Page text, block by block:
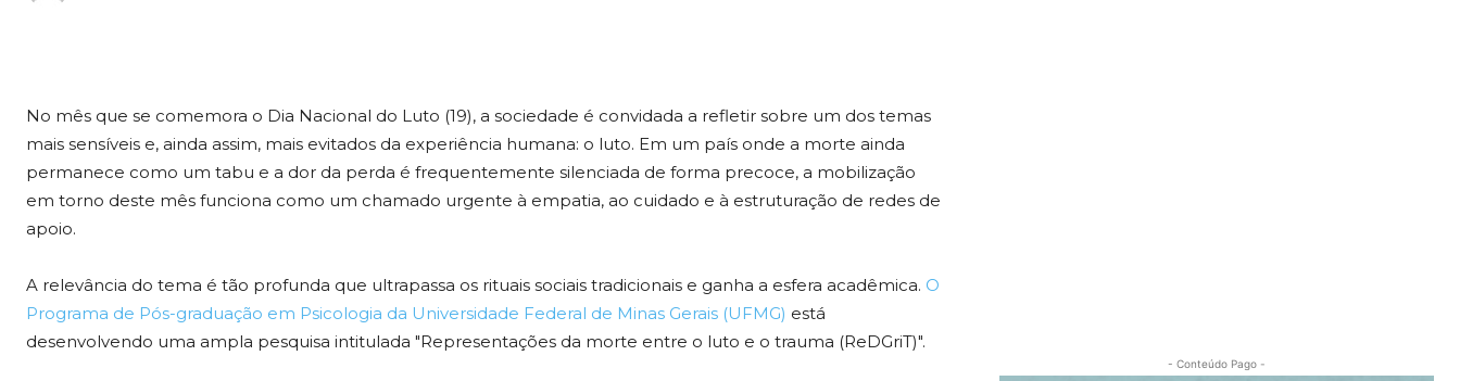
No mês que se comemora o Dia Nacional do Luto (19), a sociedade é convidada a refletir sobre um dos temas
mais sensíveis e, ainda assim, mais evitados da experiência humana: o luto. Em um país onde a morte ainda
permanece como um tabu e a dor da perda é frequentemente silenciada de forma precoce, a mobilização
em torno deste mês funciona como um chamado urgente à empatia, ao cuidado e à estruturação de redes de
apoio.
A relevância do tema é tão profunda que ultrapassa os rituais sociais tradicionais e ganha a esfera acadêmica. O
Programa de Pós-graduação em Psicologia da Universidade Federal de Minas Gerais (UFMG) está
desenvolvendo uma ampla pesquisa intitulada "Representações da morte entre o luto e o trauma (ReDGriT)".
- Conteúdo Pago -